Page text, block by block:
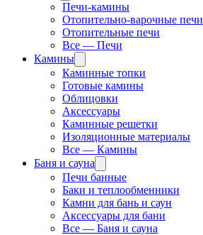
Печи-камины
Отопительно-варочные печи
Отопительные печи
Все — Печи
Камины
Каминные топки
Готовые камины
Облицовки
Аксессуары
Каминные решетки
Изоляционные материалы
Все — Камины
Баня и сауна
Печи банные
Баки и теплообменники
Камни для бань и саун
Аксессуары для бани
Все — Баня и сауна